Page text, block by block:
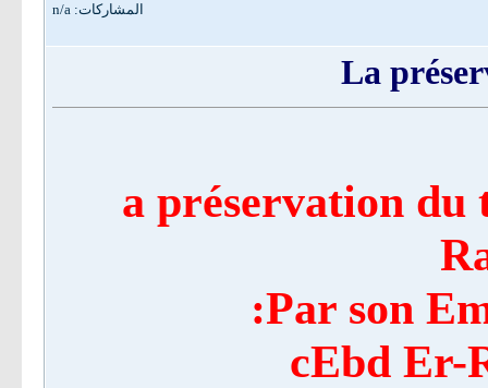
المشاركات: n/a
La
a préservation du
Par son
cEbd Er-